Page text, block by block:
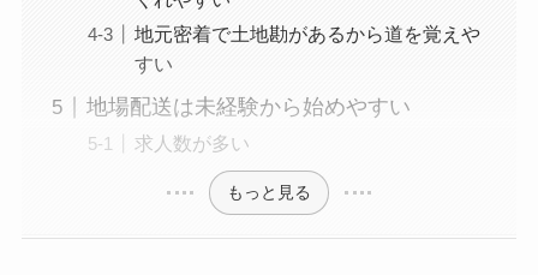
地元密着で土地勘があるから道を覚えや
すい
地場配送は未経験から始めやすい
求人数が多い
もっと見る